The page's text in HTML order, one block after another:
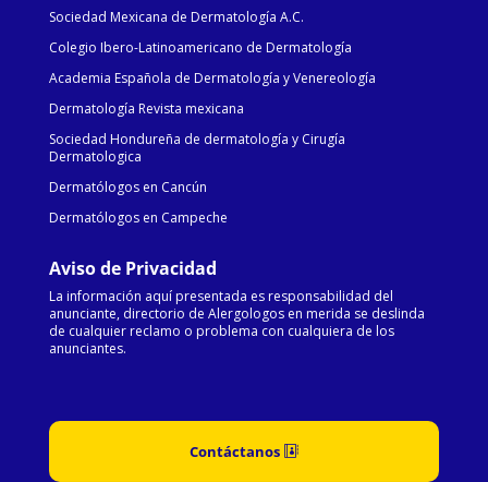
Sociedad Mexicana de Dermatología A.C.
Colegio Ibero-Latinoamericano de Dermatología
Academia Española de Dermatología y Venereología
Dermatología Revista mexicana
Sociedad Hondureña de dermatología y Cirugía
Dermatologica
Dermatólogos en Cancún
Dermatólogos en Campeche
Aviso de Privacidad
La información aquí presentada es responsabilidad del
anunciante, directorio de Alergologos en merida se deslinda
de cualquier reclamo o problema con cualquiera de los
anunciantes.
Contáctanos